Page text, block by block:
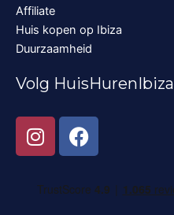
Affiliate
Huis kopen op Ibiza
Duurzaamheid
Volg HuisHurenIbiza
I
n
t
F
a
e